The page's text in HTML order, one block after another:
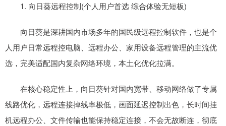
1. 向日葵远程控制(个人用户首选 综合体验无短板)
向日葵是深耕国内市场多年的国民级远程控制软件，也是个
人用户日常远程控电脑、远程办公、家用设备远程管理的主流优
选，完美适配国内复杂网络环境，本土化优化拉满。
在核心稳定性上，向日葵针对国内宽带、移动网络做了专属
线路优化，远程连接掉线率极低，画面延迟控制出色，长时间挂
机远程办公、文件传输也能保持稳定连接，不会无故断连，彻底